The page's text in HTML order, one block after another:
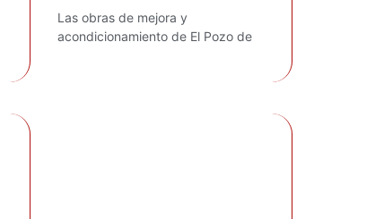
Las obras de mejora y
acondicionamiento de El Pozo de